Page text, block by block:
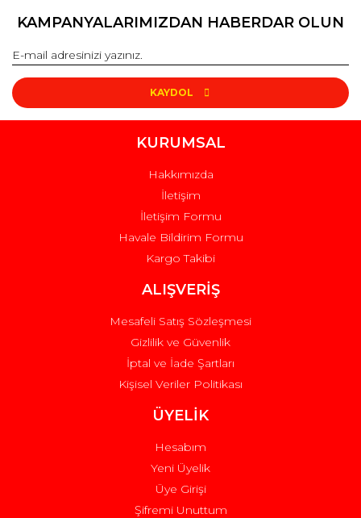
KAMPANYALARIMIZDAN HABERDAR OLUN
KAYDOL
KURUMSAL
Hakkımızda
İletişim
İletişim Formu
Havale Bildirim Formu
Kargo Takibi
ALIŞVERİŞ
Mesafeli Satış Sözleşmesi
Gizlilik ve Güvenlik
İptal ve İade Şartları
Kişisel Veriler Politikası
ÜYELİK
Hesabım
Yeni Üyelik
Üye Girişi
Şifremi Unuttum